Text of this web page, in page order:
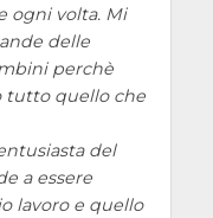
ogni volta. Mi
delle
perchè
tutto quello che
del
a essere
lavoro e quello